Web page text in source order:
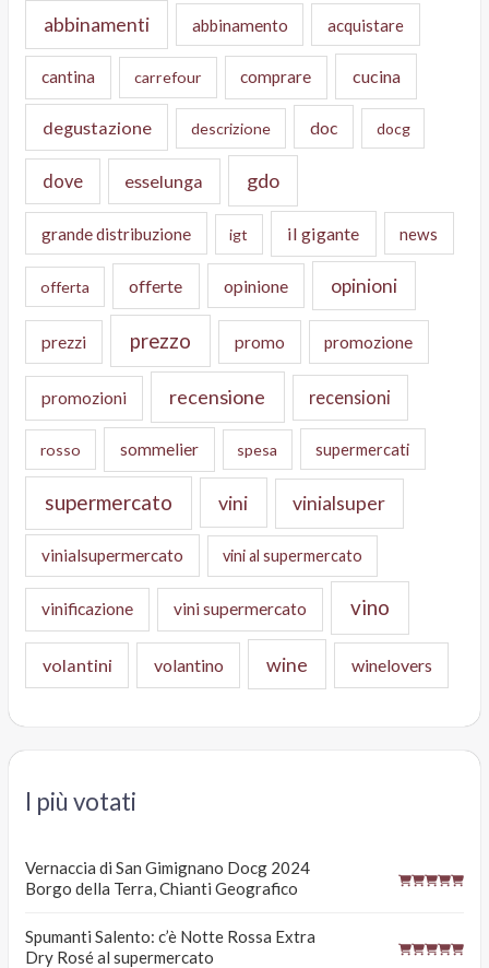
abbinamenti abbinamento acquistare
cantina carrefour comprare cucina
degustazione descrizione doc docg
dove esselunga gdo
grande distribuzione igt il gigante news
offerta offerte opinione opinioni
prezzi prezzo promo promozione
promozioni recensione recensioni
rosso sommelier spesa supermercati
supermercato vini vinialsuper
vinialsupermercato vini al supermercato
vinificazione vini supermercato vino
volantini volantino wine winelovers
I più votati
Vernaccia di San Gimignano Docg 2024
Borgo della Terra, Chianti Geografico
Spumanti Salento: c’è Notte Rossa Extra
Dry Rosé al supermercato